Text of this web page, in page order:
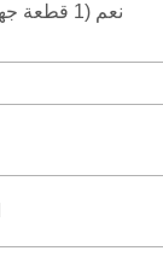
نعم (1 قطعة جهاز تحكم عن بعد لكل مجموعة)